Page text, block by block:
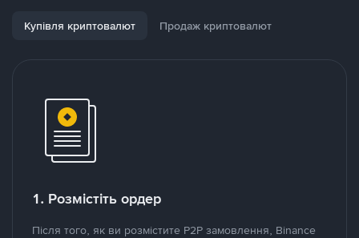
Купівля криптовалют Продаж криптовалют
1. Розмістіть ордер
Після того, як ви розмістите P2P замовлення, Binance